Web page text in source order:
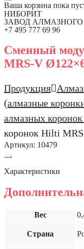
Ваша корзина пока
НИБОРИТ
ЗАВОД
+7 495 777 69 96
Сменный
MRS-V
Продукция
(алмазные
алмазных
коронок Hilti
Артикул: 10479
Характеристики
Вес
Страна